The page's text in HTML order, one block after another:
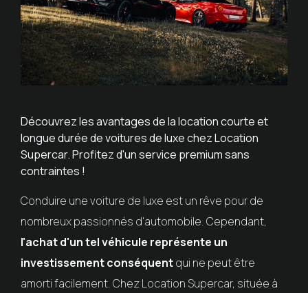
Découvrez les avantages de la location courte et
longue durée de voitures de luxe chez Location
Supercar. Profitez d'un service premium sans
contraintes !
Conduire une voiture de luxe est un rêve pour de
nombreux passionnés d'automobile. Cependant,
l'achat d'un tel véhicule représente un
investissement conséquentqui ne peut être
amorti facilement. Chez Location Supercar, située à